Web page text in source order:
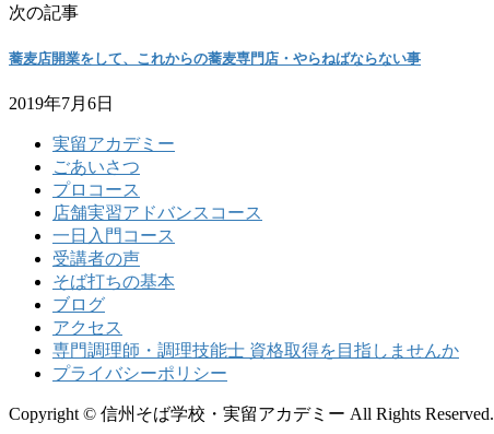
次の記事
蕎麦店開業をして、これからの蕎麦専門店・やらねばならない事
2019年7月6日
実留アカデミー
ごあいさつ
プロコース
店舗実習アドバンスコース
一日入門コース
受講者の声
そば打ちの基本
ブログ
アクセス
専門調理師・調理技能士 資格取得を目指しませんか
プライバシーポリシー
Copyright © 信州そば学校・実留アカデミー All Rights Reserved.